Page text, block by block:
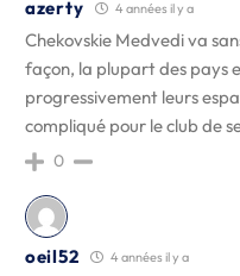
azerty 4 années il y a
Chekovskie Medvedi va
façon, la plupart des pays
progressivement leurs
compliqué pour le club de
0
oeil52 4 années il y a